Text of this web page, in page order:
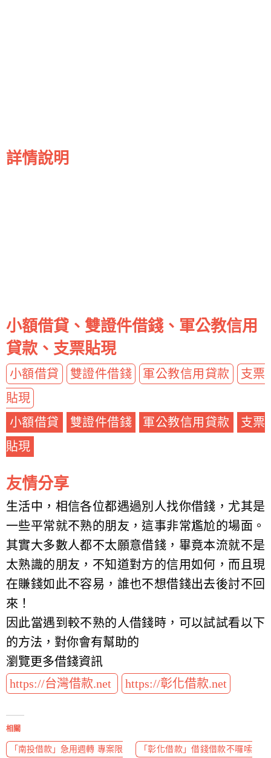
詳情說明
小額借貸、雙證件借錢、軍公教信用
貸款、支票貼現
小額借貸 雙證件借錢 軍公教信用貸款
支票
貼現
小額借貸
雙證件借錢 軍公教信用貸款
支票
貼現
友情分享
生活中，相信各位都遇過別人找你借錢，尤其是
一些平常就不熟的朋友，這事非常尷尬的場面。
其實大多數人都不太願意借錢，畢竟本流就不是
太熟識的朋友，不知道對方的信用如何，而且現
在賺錢如此不容易，誰也不想借錢出去後討不回
來！
因此當遇到較不熟的人借錢時，可以試試看以下
的方法，對你會有幫助的
瀏覽更多借錢資訊
https://台灣借款.net
https://彰化借款.net
相關
「南投借款」急用週轉 專案限 「彰化借款」借錢借款不囉嗦